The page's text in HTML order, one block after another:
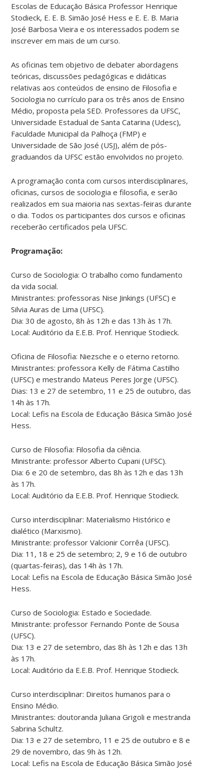
Escolas de Educação Básica Professor Henrique
Stodieck, E. E. B. Simão José Hess e E. E. B. Maria
José Barbosa Vieira e os interessados podem se
inscrever em mais de um curso.
As oficinas tem objetivo de debater abordagens
teóricas, discussões pedagógicas e didáticas
relativas aos conteúdos de ensino de Filosofia e
Sociologia no currículo para os três anos de Ensino
Médio, proposta pela SED. Professores da UFSC,
Universidade Estadual de Santa Catarina (Udesc),
Faculdade Municipal da Palhoça (FMP) e
Universidade de São José (USJ), além de pós-
graduandos da UFSC estão envolvidos no projeto.
A programação conta com cursos interdisciplinares,
oficinas, cursos de sociologia e filosofia, e serão
realizados em sua maioria nas sextas-feiras durante
o dia. Todos os participantes dos cursos e oficinas
receberão certificados pela UFSC.
Programação:
Curso de Sociologia: O trabalho como fundamento
da vida social.
Ministrantes: professoras Nise Jinkings (UFSC) e
Silvia Auras de Lima (UFSC).
Dia: 30 de agosto, 8h às 12h e das 13h às 17h.
Local: Auditório da E.E.B. Prof. Henrique Stodieck.
Oficina de Filosofia: Niezsche e o eterno retorno.
Ministrantes: professora Kelly de Fátima Castilho
(UFSC) e mestrando Mateus Peres Jorge (UFSC).
Dias: 13 e 27 de setembro, 11 e 25 de outubro, das
14h às 17h.
Local: Lefis na Escola de Educação Básica Simão José
Hess.
Curso de Filosofia: Filosofia da ciência.
Ministrante: professor Alberto Cupani (UFSC).
Dia: 6 e 20 de setembro, das 8h às 12h e das 13h
às 17h.
Local: Auditório da E.E.B. Prof. Henrique Stodieck.
Curso interdisciplinar: Materialismo Histórico e
dialético (Marxismo).
Ministrante: professor Valcionir Corrêa (UFSC).
Dia: 11, 18 e 25 de setembro; 2, 9 e 16 de outubro
(quartas-feiras), das 14h às 17h.
Local: Lefis na Escola de Educação Básica Simão José
Hess.
Curso de Sociologia: Estado e Sociedade.
Ministrante: professor Fernando Ponte de Sousa
(UFSC).
Dia: 13 e 27 de setembro, das 8h às 12h e das 13h
às 17h.
Local: Auditório da E.E.B. Prof. Henrique Stodieck.
Curso interdisciplinar: Direitos humanos para o
Ensino Médio.
Ministrantes: doutoranda Juliana Grigoli e mestranda
Sabrina Schultz.
Dia: 13 e 27 de setembro, 11 e 25 de outubro e 8 e
29 de novembro, das 9h às 12h.
Local: Lefis na Escola de Educação Básica Simão José